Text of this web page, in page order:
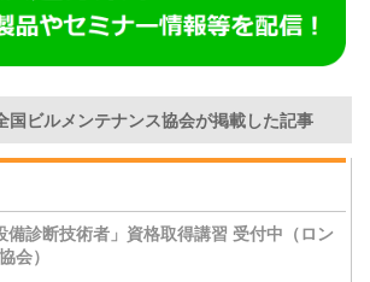
国ビルメンテナンス協会が掲載した記事
備診断技術者」資格取得講習 受付中（ロン
会）